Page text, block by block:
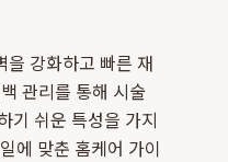
을 강화하고 빠른 재
관리를 통해 시술
기 쉬운 특성을 가지
에 맞춘 홈케어 가이